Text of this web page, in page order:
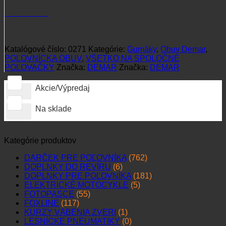
Katalógové číslo: 0271 Kategórie: Gumáky, Obuv Demar,
POĽOVNÍCKA OBUV, VŠETKO NA SPOLOČNÉ
POĽOVAČKY Značka: DEMAR Značka: DEMAR
Akcie/Výpredaj
Na sklade
Kategórie produktov
DARČEK PRE POĽOVNÍKA (762)
DOPLNKY DO REVÍRU (6)
DOPLNKY PRE POĽOVNÍKA (181)
ELEKTRICKÉ MOTOCYKLE (5)
FOTOPASCE (55)
FOXLINE (117)
KURZY VÁBENIA ZVERI (1)
LESNÍCKE PNEUMATIKY (0)